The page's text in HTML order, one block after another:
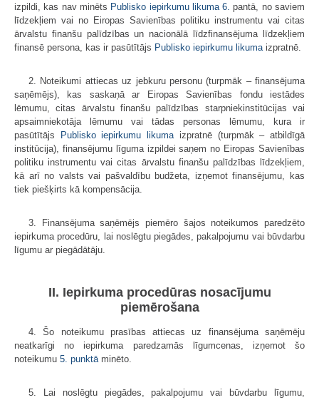
izpildi, kas nav minēts Publisko iepirkumu likuma 6. pantā, no saviem
līdzekļiem vai no Eiropas Savienības politiku instrumentu vai citas
ārvalstu finanšu palīdzības un nacionālā līdzfinansējuma līdzekļiem
finansē persona, kas ir pasūtītājs Publisko iepirkumu likuma izpratnē.
2. Noteikumi attiecas uz jebkuru personu (turpmāk – finansējuma
saņēmējs), kas saskaņā ar Eiropas Savienības fondu iestādes
lēmumu, citas ārvalstu finanšu palīdzības starpniekinstitūcijas vai
apsaimniekotāja lēmumu vai tādas personas lēmumu, kura ir
pasūtītājs Publisko iepirkumu likuma izpratnē (turpmāk – atbildīgā
institūcija), finansējumu līguma izpildei saņem no Eiropas Savienības
politiku instrumentu vai citas ārvalstu finanšu palīdzības līdzekļiem,
kā arī no valsts vai pašvaldību budžeta, izņemot finansējumu, kas
tiek piešķirts kā kompensācija.
3. Finansējuma saņēmējs piemēro šajos noteikumos paredzēto
iepirkuma procedūru, lai noslēgtu piegādes, pakalpojumu vai būvdarbu
līgumu ar piegādātāju.
II. Iepirkuma procedūras nosacījumu
piemērošana
4. Šo noteikumu prasības attiecas uz finansējuma saņēmēju
neatkarīgi no iepirkuma paredzamās līgumcenas, izņemot šo
noteikumu 5. punktāminēto.
5. Lai noslēgtu piegādes, pakalpojumu vai būvdarbu līgumu,